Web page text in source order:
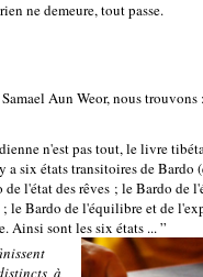
ne demeure, tout passe.
Aun Weor, nous trouvons :
n'est pas tout, le livre
six états transitoires de Bardo
l'état des rêves ; le Bardo de
Bardo de l'équilibre et de
Ainsi sont les six états ... ”
à